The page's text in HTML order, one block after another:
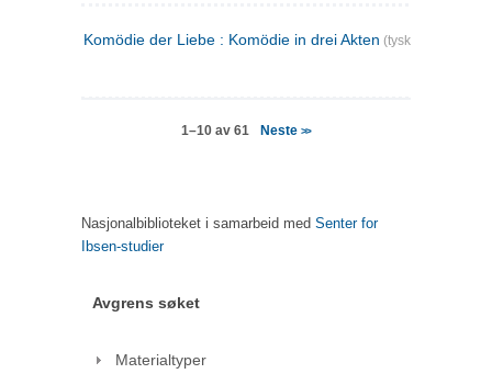
Komödie der Liebe : Komödie in drei Akten (tysk)
1–10 av 61 Neste>>
Nasjonalbiblioteket i samarbeid med Senter for
Ibsen-studier
Avgrens søket
Materialtyper